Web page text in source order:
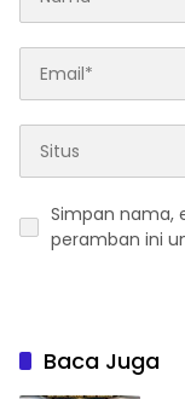
Simpan nama,
peramban ini
Baca Juga